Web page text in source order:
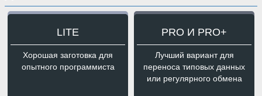
LITE
Хорошая заготовка для
опытного программиста
PRO И PRO+
Лучший вариант для
переноса типовых данных
или регулярного обмена